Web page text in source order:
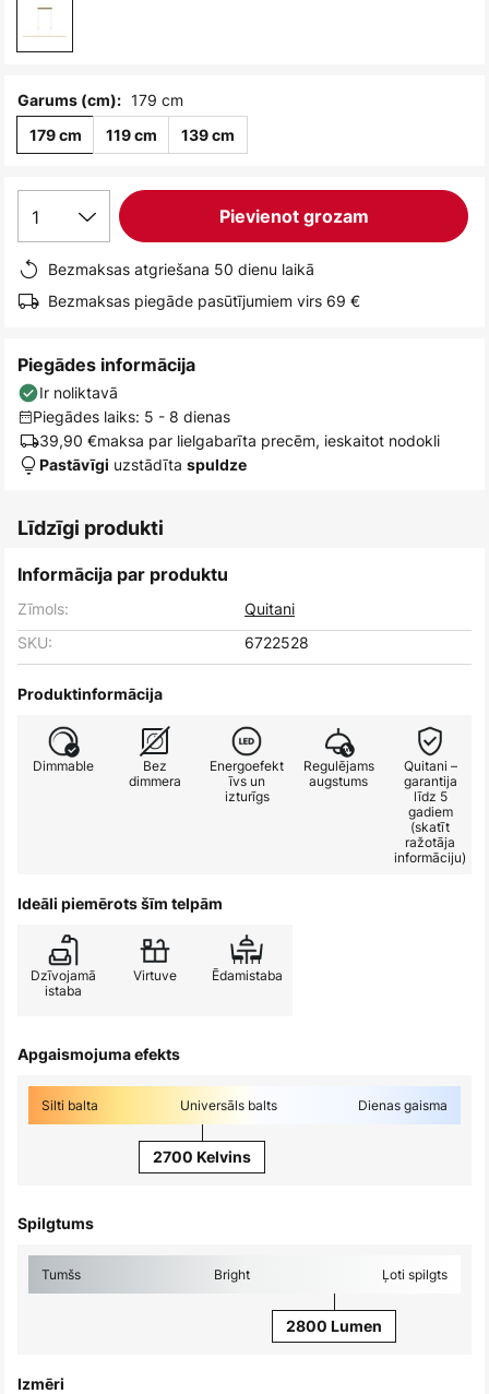
Garums (cm): 179 cm
179 cm 119 cm 139 cm
1 Pievienot grozam
Bezmaksas atgriešana 50 dienu laikā
Bezmaksas piegāde pasūtījumiem virs 69 €
Piegādes informācija
Ir noliktavā
Piegādes laiks: 5 - 8 dienas
39,90 €maksa par lielgabarīta precēm, ieskaitot nodokli
Pastāvīgi uzstādīta spuldze
Līdzīgi produkti
Informācija par produktu
Zīmols:
Quitani
SKU:
6722528
Produktinformācija
Dimmable
Bez
dimmera
Energoefekt
īvs un
izturīgs
Regulējams
augstums
Quitani –
garantija
līdz 5
gadiem
(skatīt
ražotāja
informāciju)
Ideāli piemērots šīm telpām
Dzīvojamā
istaba
Virtuve Ēdamistaba
Apgaismojuma efekts
Silti balta Universāls balts Dienas gaisma
2700 Kelvins
Spilgtums
Tumšs Bright Ļoti spilgts
2800 Lumen
Izmēri